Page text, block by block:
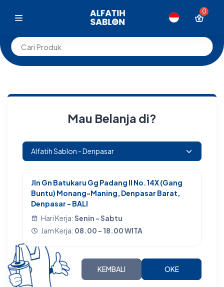
0
Mau Belanja di?
Jln Gn Batukaru Gg Padang II No.14X (Gang
Buntu) Monang-Maning, Denpasar Barat,
Denpasar - BALI
Hari Kerja:Senin - Sabtu
Jam Kerja: 08.00 - 18.00 WITA
KEMBALI OKE